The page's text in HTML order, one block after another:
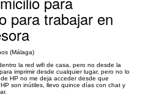
para trabajar en
(Málaga)
la red wifi de casa, pero no desde la
imprimir desde cualquier lugar, pero no lo
HP no me deja acceder desde que
son inútiles, llevo quince días con chat y